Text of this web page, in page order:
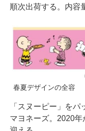
順次出荷する。内容
春夏デザインの全容
「スヌーピー」を
マヨネーズ。2020